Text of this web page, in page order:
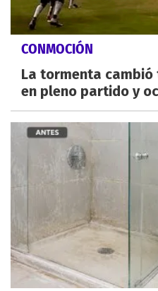
CONMOCIÓN
La tormenta cambió
en pleno partido y